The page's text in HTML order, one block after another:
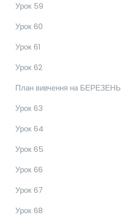
Урок 59
Урок 60
Урок 61
Урок 62
План вивчення на БЕРЕЗЕНЬ
Урок 63
Урок 64
Урок 65
Урок 66
Урок 67
Урок 68